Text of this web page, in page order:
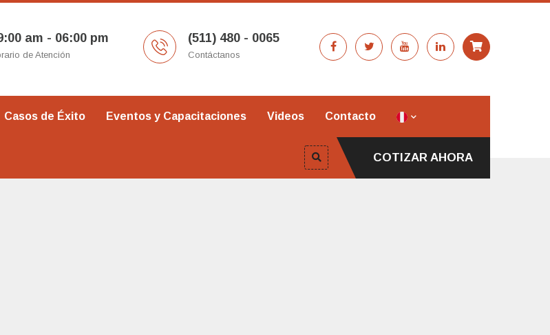
am - 06:00 pm
de Atención
(511) 480 - 0065
Contáctanos
Casos de Éxito Eventos y Capacitaciones Videos Contacto
COTIZAR AHORA